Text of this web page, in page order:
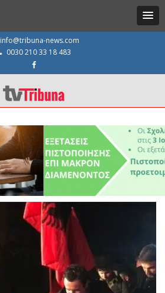
info@tribuna-news.com
0030 210 33 18 483